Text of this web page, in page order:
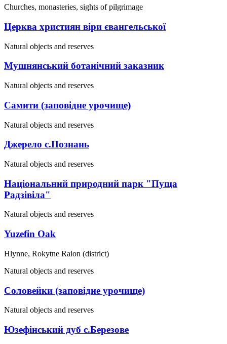
Churches, monasteries, sights of pilgrimage
Церква християн віри євангельської
Natural objects and reserves
Мушнянський ботанічний заказник
Natural objects and reserves
Самити (заповідне урочище)
Natural objects and reserves
Джерело с.Познань
Natural objects and reserves
Національний природний парк "Пуща
Радзівіла"
Natural objects and reserves
Yuzefin Oak
Hlynne, Rokytne Raion (district)
Natural objects and reserves
Соловейки (заповідне урочище)
Natural objects and reserves
Юзефінський дуб с.Березове